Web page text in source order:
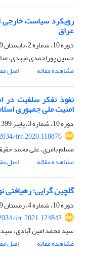
رویکرد سیاست خارجی
عراق
دوره 10، شماره 2، تابستان 1399، صفحه
حسین پوراحمدی میبدی،
مشاهده مقاله
اصل
نفوذ تفکر سلفیت در
امنیت ملی جمهوری
دوره 10، شماره 3، پاییز 1399، صفحه
irr.2020.118876
مسلم بامری، علی محمد
مشاهده مقاله
اصل
گلچین گرایی؛ رهیافتی
دوره 10، شماره 4، زمستان 1399، صفحه
irr.2021.124843
سید محمد امین آبادی،
مشاهده مقاله
اصل